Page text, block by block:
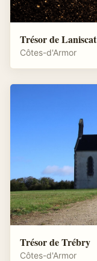
Trésor de Laniscat
Côtes-d'Armor
Trésor de Trébry
Côtes-d'Armor